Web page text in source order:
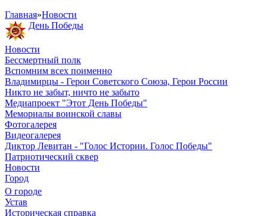
Главная»Новости
День Победы
Новости
Бессмертный полк
Вспомним всех поименно
Владимирцы - Герои Советского Союза, Герои России
Никто не забыт, ничто не забыто
Медиапроект "Этот День Победы"
Мемориалы воинской славы
Фотогалерея
Видеогалерея
Диктор Левитан - "Голос Истории. Голос Победы"
Патриотический сквер
Новости
Город
О городе
Устав
Историческая справка